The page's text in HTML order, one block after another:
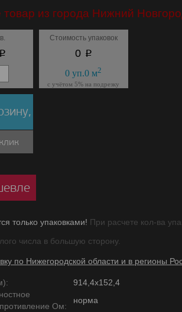
из города Нижний
p
Стоимость упаковок
0 p
0 уп.0 м2
с учётом 5% на подрезку
только упаковками! При расчете кол-ва
числа в большую сторону.
по Нижегородской области и в регионы
914,4х152,4
Ом:
норма